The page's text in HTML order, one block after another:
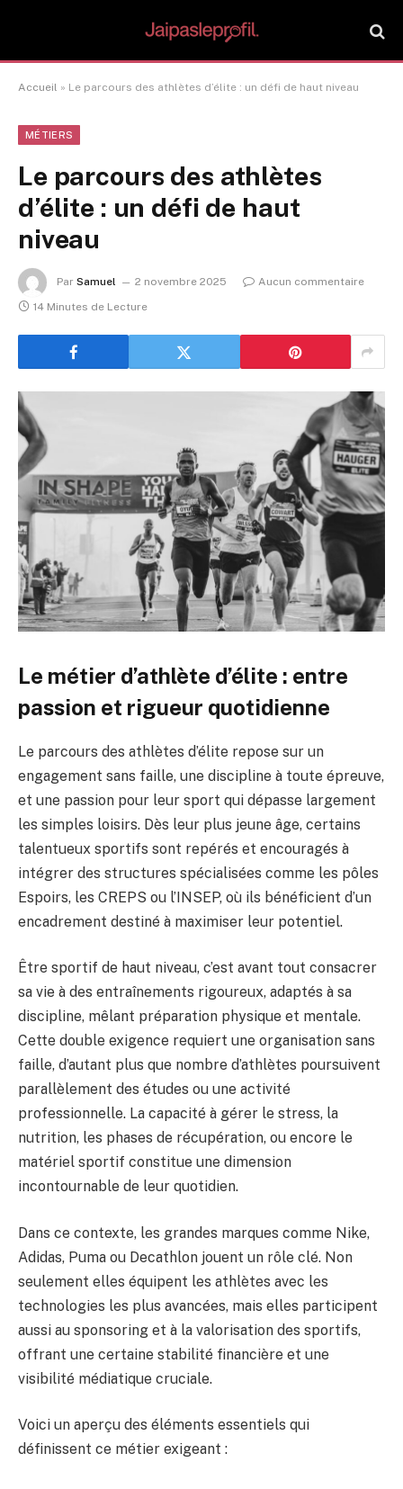
Accueil » Le parcours des athlètes d’élite : un défi de haut niveau
MÉTIERS
Le parcours des athlètes
d’élite : un défi de haut
niveau
Par Samuel 2 novembre 2025
Aucun commentaire
14 Minutes de Lecture
Le métier d’athlète d’élite : entre
passion et rigueur quotidienne
Le parcours des athlètes d’élite repose sur un
engagement sans faille, une discipline à toute épreuve,
et une passion pour leur sport qui dépasse largement
les simples loisirs. Dès leur plus jeune âge, certains
talentueux sportifs sont repérés et encouragés à
intégrer des structures spécialisées comme les pôles
Espoirs, les CREPS ou l’INSEP, où ils bénéficient d’un
encadrement destiné à maximiser leur potentiel.
Être sportif de haut niveau, c’est avant tout consacrer
sa vie à des entraînements rigoureux, adaptés à sa
discipline, mêlant préparation physique et mentale.
Cette double exigence requiert une organisation sans
faille, d’autant plus que nombre d’athlètes poursuivent
parallèlement des études ou une activité
professionnelle. La capacité à gérer le stress, la
nutrition, les phases de récupération, ou encore le
matériel sportif constitue une dimension
incontournable de leur quotidien.
Dans ce contexte, les grandes marques comme Nike,
Adidas, Puma ou Decathlon jouent un rôle clé. Non
seulement elles équipent les athlètes avec les
technologies les plus avancées, mais elles participent
aussi au sponsoring et à la valorisation des sportifs,
offrant une certaine stabilité financière et une
visibilité médiatique cruciale.
Voici un aperçu des éléments essentiels qui
définissent ce métier exigeant :